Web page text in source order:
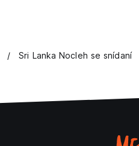
Sri Lanka Nocleh se snídaní